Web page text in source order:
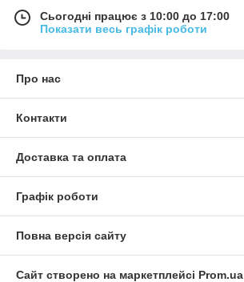
Сьогодні працює з 10:00 до 17:00
Показати весь графік роботи
Про нас
Контакти
Доставка та оплата
Графік роботи
Повна версія сайту
Сайт створено на маркетплейсі Prom.ua